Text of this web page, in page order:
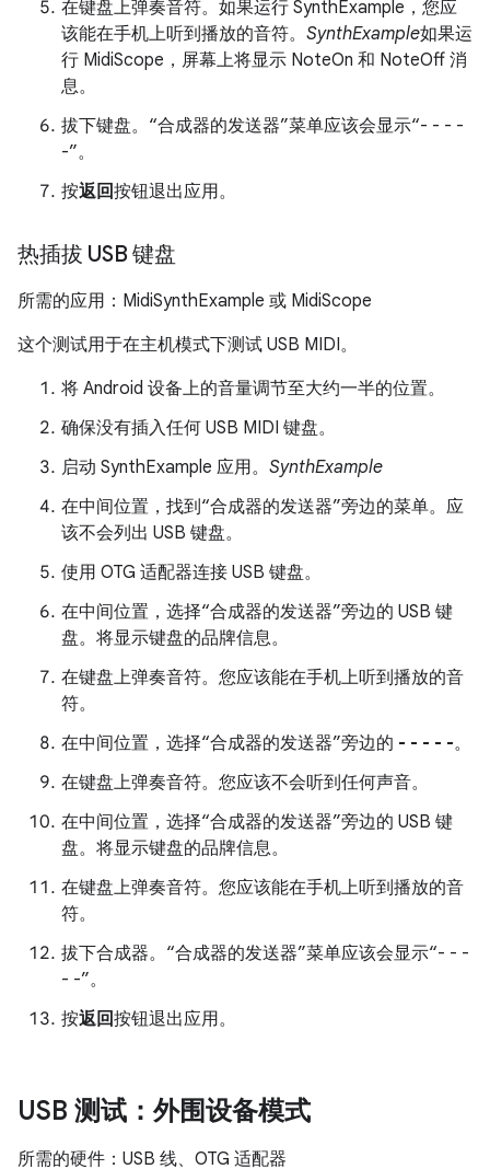
在键盘上弹奏音符。如果运行 SynthExample，您应
该能在手机上听到播放的音符。 SynthExample如果运
行 MidiScope，屏幕上将显示 NoteOn 和 NoteOff 消
息。
拔下键盘。 “合成器的发送器”菜单应该会显示“- - - -
-”。
按返回按钮退出应用。
热插拔 USB 键盘
所需的应用：MidiSynthExample 或 MidiScope
这个测试用于在主机模式下测试 USB MIDI。
将 Android 设备上的音量调节至大约一半的位置。
确保没有插入任何 USB MIDI 键盘。
启动 SynthExample 应用。 SynthExample
在中间位置，找到“合成器的发送器”旁边的菜单。 应
该不会列出 USB 键盘。
使用 OTG 适配器连接 USB 键盘。
在中间位置，选择“合成器的发送器”旁边的 USB 键
盘。 将显示键盘的品牌信息。
在键盘上弹奏音符。您应该能在手机上听到播放的音
符。
在中间位置，选择“合成器的发送器”旁边的 - - - - -。
在键盘上弹奏音符。您应该不会听到任何声音。
在中间位置，选择“合成器的发送器”旁边的 USB 键
盘。 将显示键盘的品牌信息。
在键盘上弹奏音符。您应该能在手机上听到播放的音
符。
拔下合成器。 “合成器的发送器”菜单应该会显示“- - -
- -”。
按返回按钮退出应用。
USB 测试：外围设备模式
所需的硬件：USB 线、OTG 适配器